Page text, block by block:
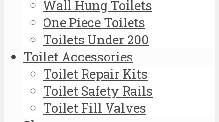
Wall Hung Toilets
One Piece Toilets
Toilets Under 200
Toilet Accessories
Toilet Repair Kits
Toilet Safety Rails
Toilet Fill Valves